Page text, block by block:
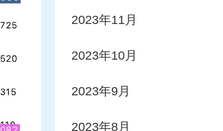
2023年11月
2023年10月
2023年9月
2023年8月